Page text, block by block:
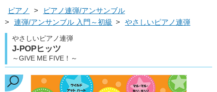
ピアノ >
ピアノ連弾/アンサンブル
>
連弾/アンサンブル 入門～初級 > やさしいピアノ連弾
やさしいピアノ連弾
J-POPヒッツ
～GIVE ME FIVE！～